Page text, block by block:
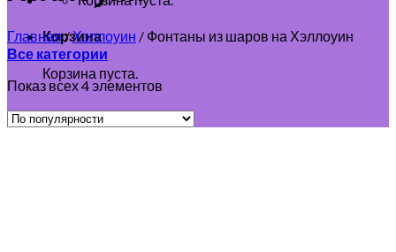
Корзина
Корзина пуста.
Главная/Хэллоуин / Фонтаны из шаров на Хэллоуин
Все категории
Показ всех 4 элементов